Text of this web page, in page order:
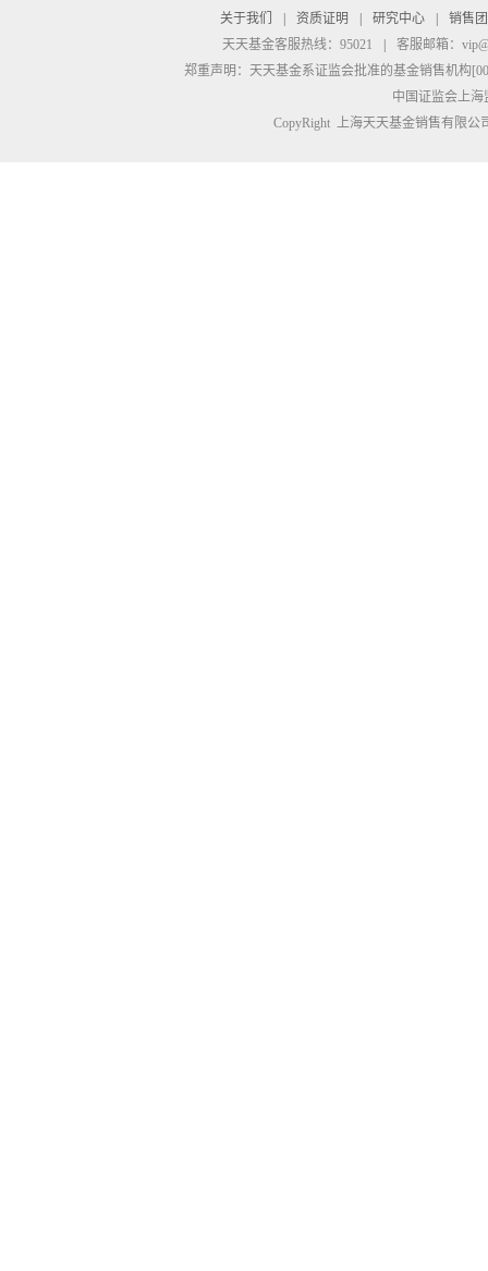
关于我们 资质证明 研究中心
销售
天天基金客服热线：95021
客服邮箱：
郑重声明： 天天基金系证监会批准的基金销售机构
中国证监会上
CopyRight 上海天天基金销售有限